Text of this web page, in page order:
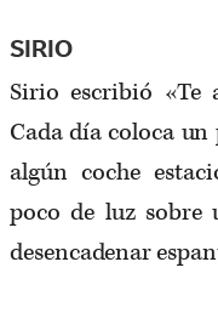
SIRIO
Sirio escribió «Te
Cada día coloca un
algún coche
poco de luz sobre
desencadenar